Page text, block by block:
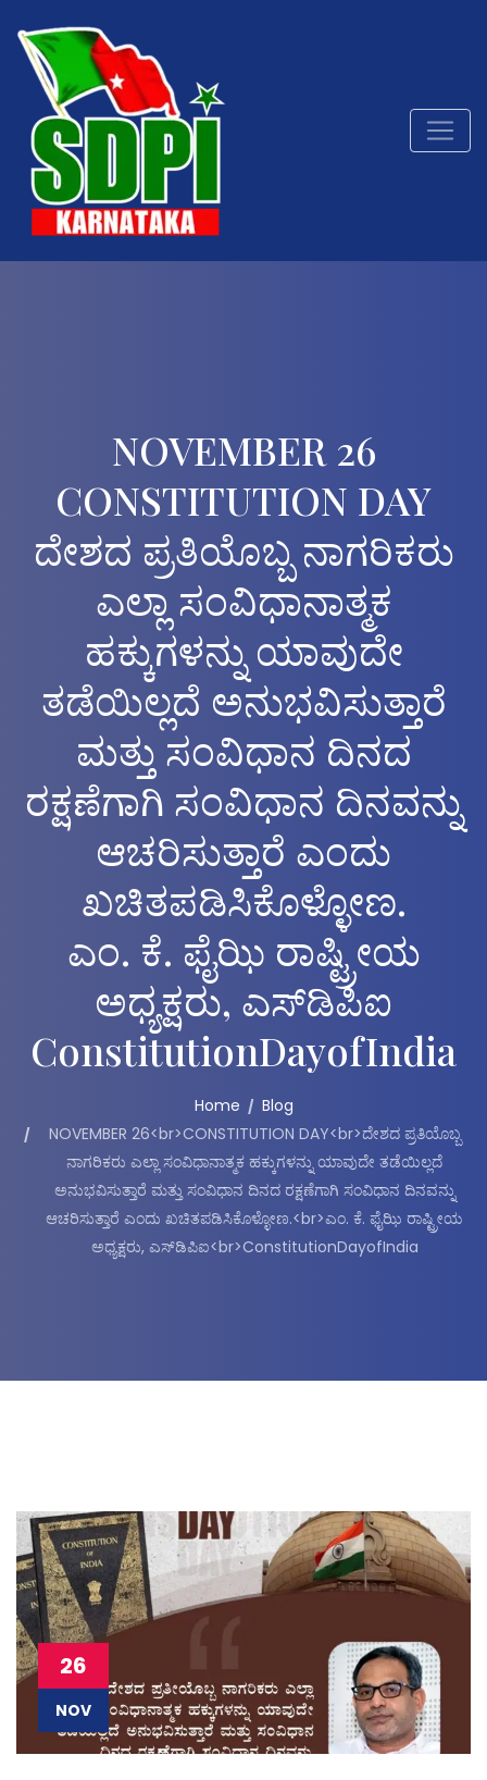
NOVEMBER 26
CONSTITUTION DAY
ದೇಶದ ಪ್ರತಿಯೊಬ್ಬ ನಾಗರಿಕರು
ಎಲ್ಲಾ ಸಂವಿಧಾನಾತ್ಮಕ
ಹಕ್ಕುಗಳನ್ನು ಯಾವುದೇ
ತಡೆಯಿಲ್ಲದೆ ಅನುಭವಿಸುತ್ತಾರೆ
ಮತ್ತು ಸಂವಿಧಾನ ದಿನದ
ರಕ್ಷಣೆಗಾಗಿ ಸಂವಿಧಾನ ದಿನವನ್ನು
ಆಚರಿಸುತ್ತಾರೆ ಎಂದು
ಖಚಿತಪಡಿಸಿಕೊಳ್ಳೋಣ.
ಎಂ. ಕೆ. ಫೈಝಿ ರಾಷ್ಟ್ರೀಯ
ಅಧ್ಯಕ್ಷರು, ಎಸ್‌ಡಿಪಿಐ
ConstitutionDayofIndia
Home
Blog
NOVEMBER 26<br>CONSTITUTION DAY<br>ದೇಶದ ಪ್ರತಿಯೊಬ್ಬ
ನಾಗರಿಕರು ಎಲ್ಲಾ ಸಂವಿಧಾನಾತ್ಮಕ ಹಕ್ಕುಗಳನ್ನು ಯಾವುದೇ ತಡೆಯಿಲ್ಲದೆ
ಅನುಭವಿಸುತ್ತಾರೆ ಮತ್ತು ಸಂವಿಧಾನ ದಿನದ ರಕ್ಷಣೆಗಾಗಿ ಸಂವಿಧಾನ ದಿನವನ್ನು
ಆಚರಿಸುತ್ತಾರೆ ಎಂದು ಖಚಿತಪಡಿಸಿಕೊಳ್ಳೋಣ.<br>ಎಂ. ಕೆ. ಫೈಝಿ ರಾಷ್ಟ್ರೀಯ
ಅಧ್ಯಕ್ಷರು, ಎಸ್‌ಡಿಪಿಐ<br>ConstitutionDayofIndia
26
NOV